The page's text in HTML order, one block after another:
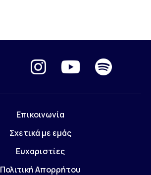
Επικοινωνία
Σχετικά με εμάς
Ευχαριστίες
Πολιτική Απορρήτου